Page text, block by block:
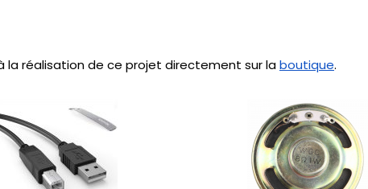
la réalisation de ce projet directement sur laboutique.